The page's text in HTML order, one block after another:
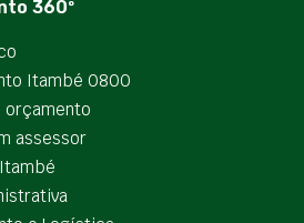
360º
Itambé 0800
orçamento
assessor